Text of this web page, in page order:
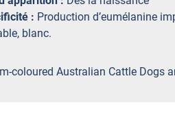
: Production d’eumélanine
blanc.
coloured Australian Cattle Dogs